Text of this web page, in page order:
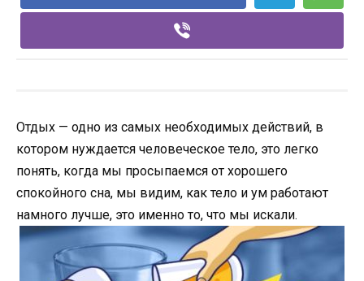
Отдых — одно из самых необходимых действий, в
котором нуждается человеческое тело, это легко
понять, когда мы просыпаемся от хорошего
спокойного сна, мы видим, как тело и ум работают
намного лучше, это именно то, что мы искали.